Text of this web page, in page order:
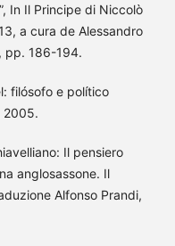
In Il Principe di Niccolò
a cura de Alessandro
pp. 186-194.
filósofo e político
2005.
Il pensiero
anglosassone. Il
Alfonso Prandi,